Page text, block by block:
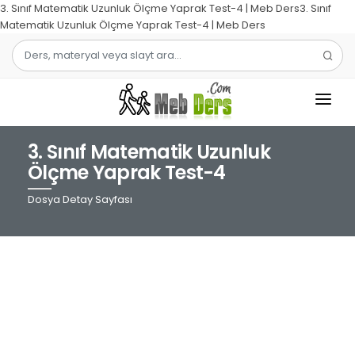
3. Sınıf Matematik Uzunluk Ölçme Yaprak Test-4 | Meb Ders3. Sınıf
Matematik Uzunluk Ölçme Yaprak Test-4 | Meb Ders
1.SINIF
2.SINIF
3. Sınıf Matematik Uzunluk
Ölçme Yaprak Test-4
Dosya Detay Sayfası